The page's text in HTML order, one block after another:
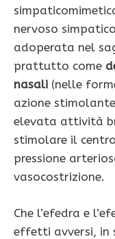
nervoso
adoperata nel
prattutto come
nasali (nelle
azione
elevata at­tività
stimolare il
pressione
vasocostrizione.
Che l’efedra e
effetti avversi, in